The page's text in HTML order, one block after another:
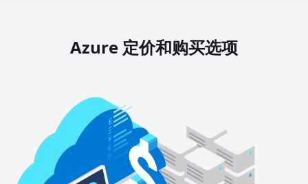
Azure 定价和购买选项